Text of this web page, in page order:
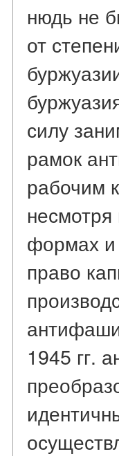
нюдь не
от
силу
рамок
рабочим
формах и
право
1945 гг.